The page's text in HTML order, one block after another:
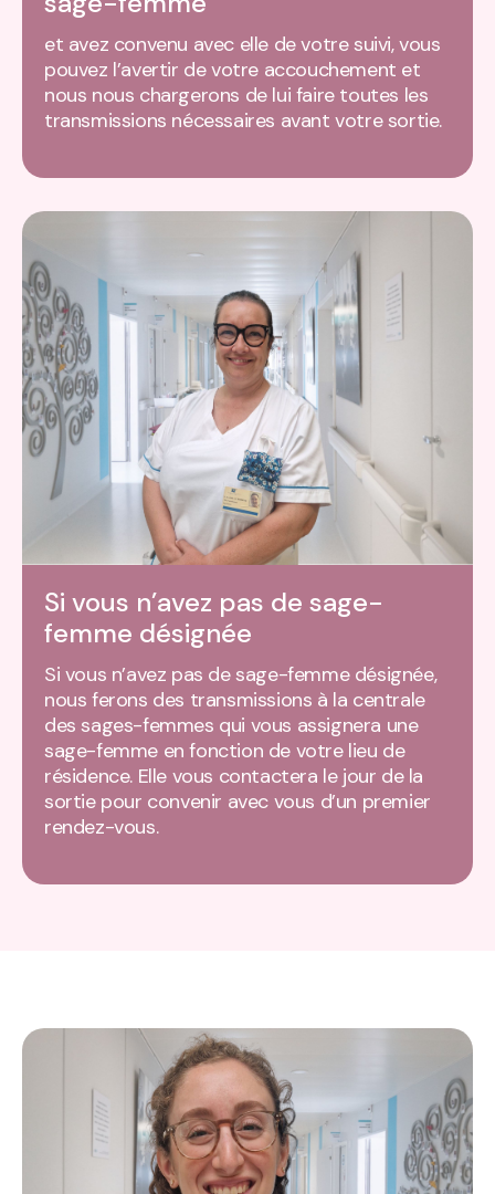
et avez convenu avec elle de votre suivi, vous
pouvez l’avertir de votre accouchement et
nous nous chargerons de lui faire toutes les
transmissions nécessaires avant votre sortie.
Si vous n’avez pas de sage-
femme désignée
Si vous n’avez pas de sage-femme désignée,
nous ferons des transmissions à la centrale
des sages-femmes qui vous assignera une
sage-femme en fonction de votre lieu de
résidence. Elle vous contactera le jour de la
sortie pour convenir avec vous d’un premier
rendez-vous.